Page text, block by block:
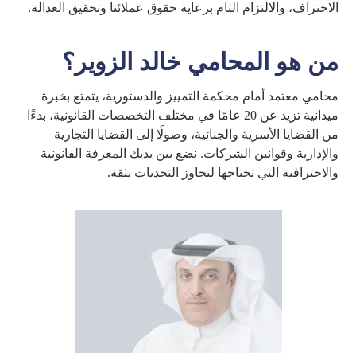
الاحتراف، والالتزام التام برعاية حقوق عملائنا وتحقيق العدالة.
من هو المحامي خالد الزوير؟
محامي معتمد أمام محكمة التمييز والدستورية، يتمتع بخبرة
ميدانية تزيد عن 20 عامًا في مختلف التخصصات القانونية، بدءًا
من القضايا الأسرية والجنائية، وصولًا إلى القضايا التجارية
والإدارية وقوانين الشركات. نضع بين يديك المعرفة القانونية
والاحترافية التي تحتاجها لتجاوز التحديات بثقة.